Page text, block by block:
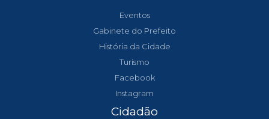
Eventos
Gabinete do Prefeito
História da Cidade
Turismo
Facebook
Instagram
Cidadão